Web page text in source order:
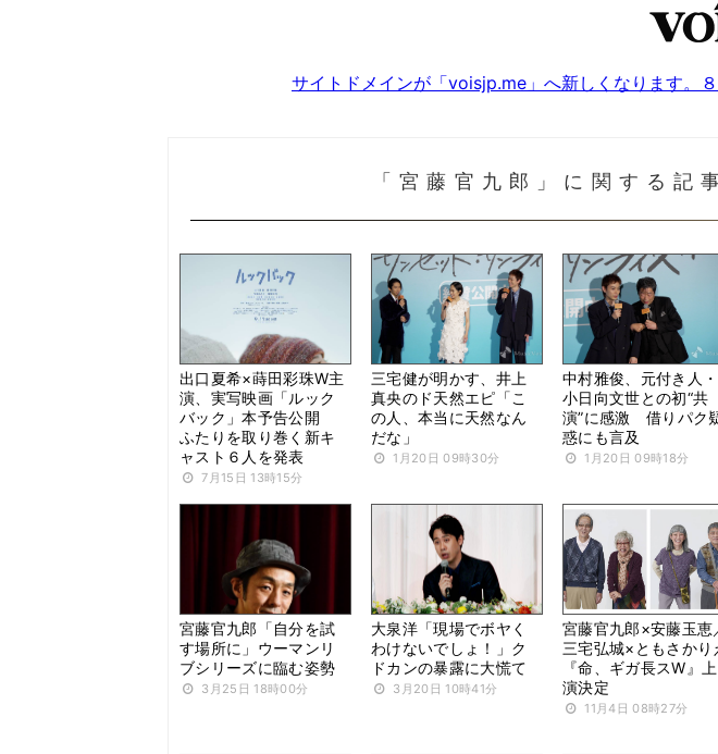
サイトドメインが「voisjp.me」へ新しくなります。
「宮藤官九郎」に関する記
出口夏希×蒔田彩珠W主
演、実写映画「ルック
バック」本予告公開
ふたりを取り巻く新キ
ャスト６人を発表
7月15日 13時15分
三宅健が明かす、井上
真央のド天然エピ「こ
の人、本当に天然なん
だな」
1月20日 09時30分
中村雅俊、元付き人・
小日向文世との初“共
演”に感激 借りパク
惑にも言及
1月20日 09時18分
宮藤官九郎「自分を試
す場所に」ウーマンリ
ブシリーズに臨む姿勢
3月25日 18時00分
大泉洋「現場でボヤく
わけないでしょ！」ク
ドカンの暴露に大慌て
3月20日 10時41分
宮藤官九郎×安藤玉恵
三宅弘城×ともさかり
『命、ギガ長スW』上
演決定
11月4日 08時27分